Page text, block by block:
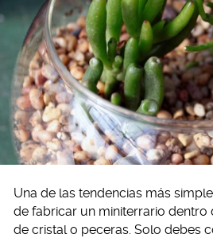
Una de las tendencias más
de fabricar un miniterrario dentro
de cristal o peceras. Solo debes